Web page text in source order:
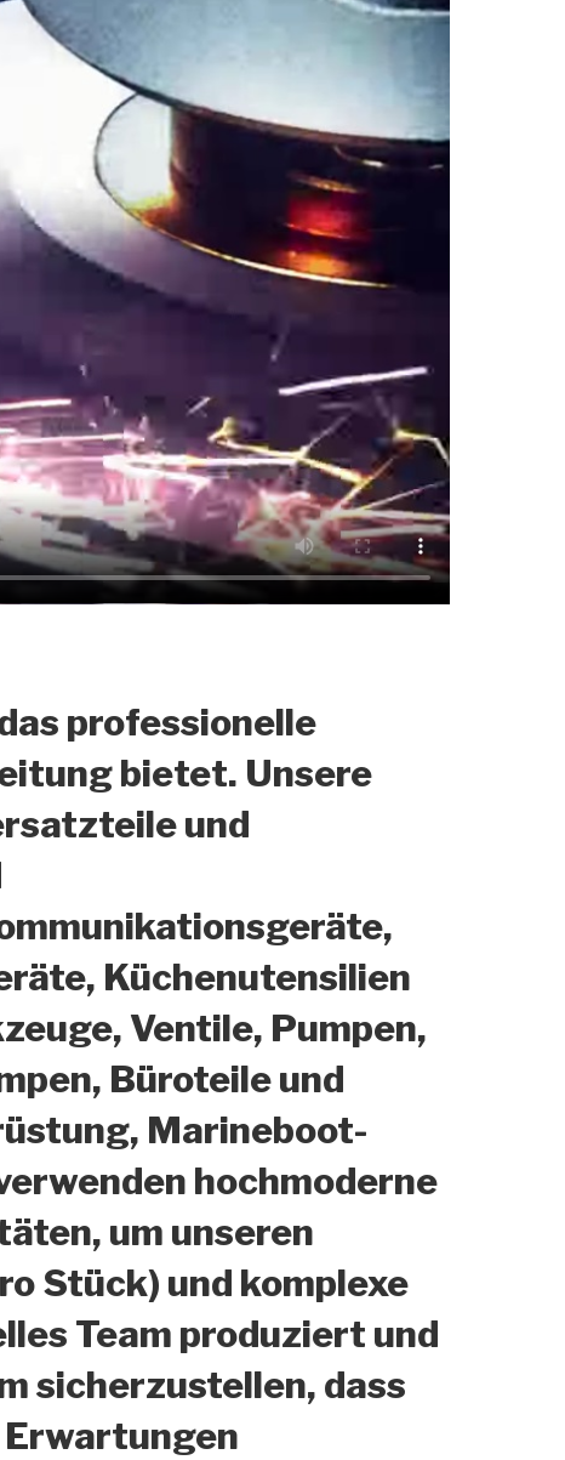
professionelle
bietet. Unsere
und
Küchenutensilien
Ventile, Pumpen,
Büroteile und
Marineboot-
hochmoderne
um unseren
Stück) und komplexe
Team produziert und
sicherzustellen, dass